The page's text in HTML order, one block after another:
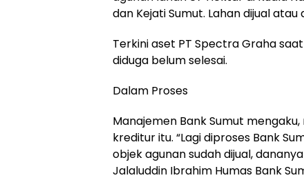
dan Kejati Sumut. Lahan dijual
Terkini aset PT Spectra Graha
diduga belum selesai.
Dalam Proses
Manajemen Bank Sumut
kreditur itu. “Lagi diproses Bank
objek agunan sudah dijual,
Jalaluddin Ibrahim Humas Bank